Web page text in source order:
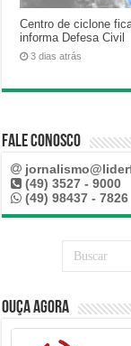
Centro de ciclone
informa Defesa Civil
3 dias atrás
Fale Conosco
(49) 3527 - 9000
(49) 98437 - 7826
Ouça Agora